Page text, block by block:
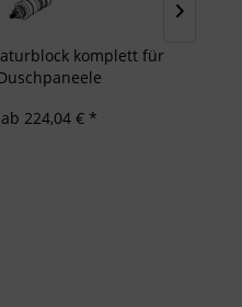
komplett für
ab 224,04 € *